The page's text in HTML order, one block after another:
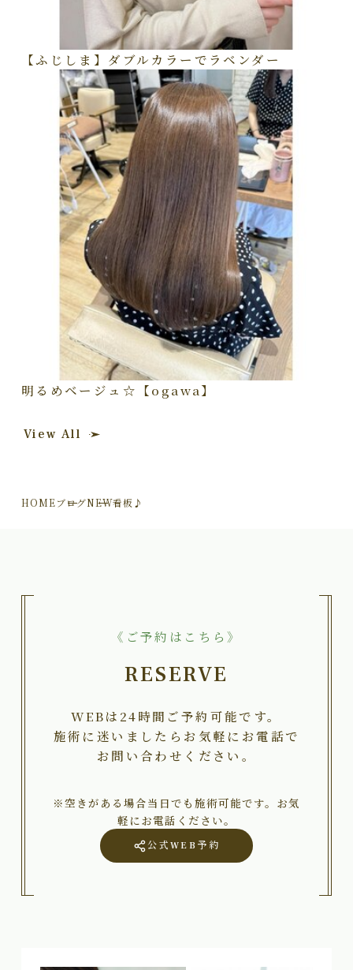
【ふじしま】ダブルカラーでラベンダー
明るめベージュ☆【ogawa】
View All
HOMEブログNEW看板♪
《ご予約はこちら》
RESERVE
WEBは24時間ご予約可能です。
施術に迷いましたらお気軽にお電話で
お問い合わせください。
※空きがある場合当日でも施術可能です。お気
軽にお電話ください。
公式WEB予約